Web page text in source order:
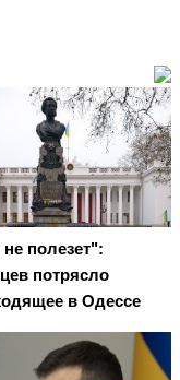
полезет":
потрясло
в Одессе